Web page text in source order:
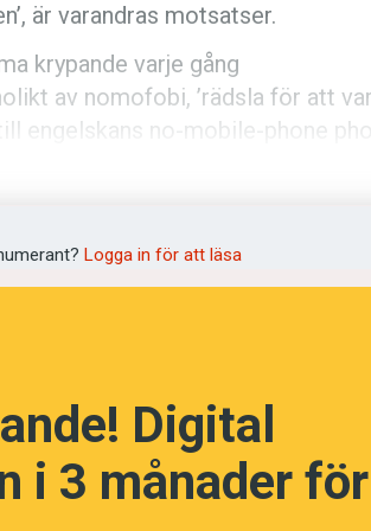
digitalt
är varandras motsatser.
krypande varje gång
av nomofobi, ’rädsla för att
engelskans no-mobile-phone
Logga in för att läsa
Digital
i 3 månader för